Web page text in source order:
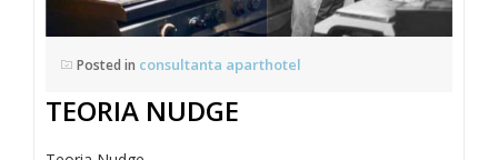
Posted in consultanta aparthotel
TEORIA NUDGE